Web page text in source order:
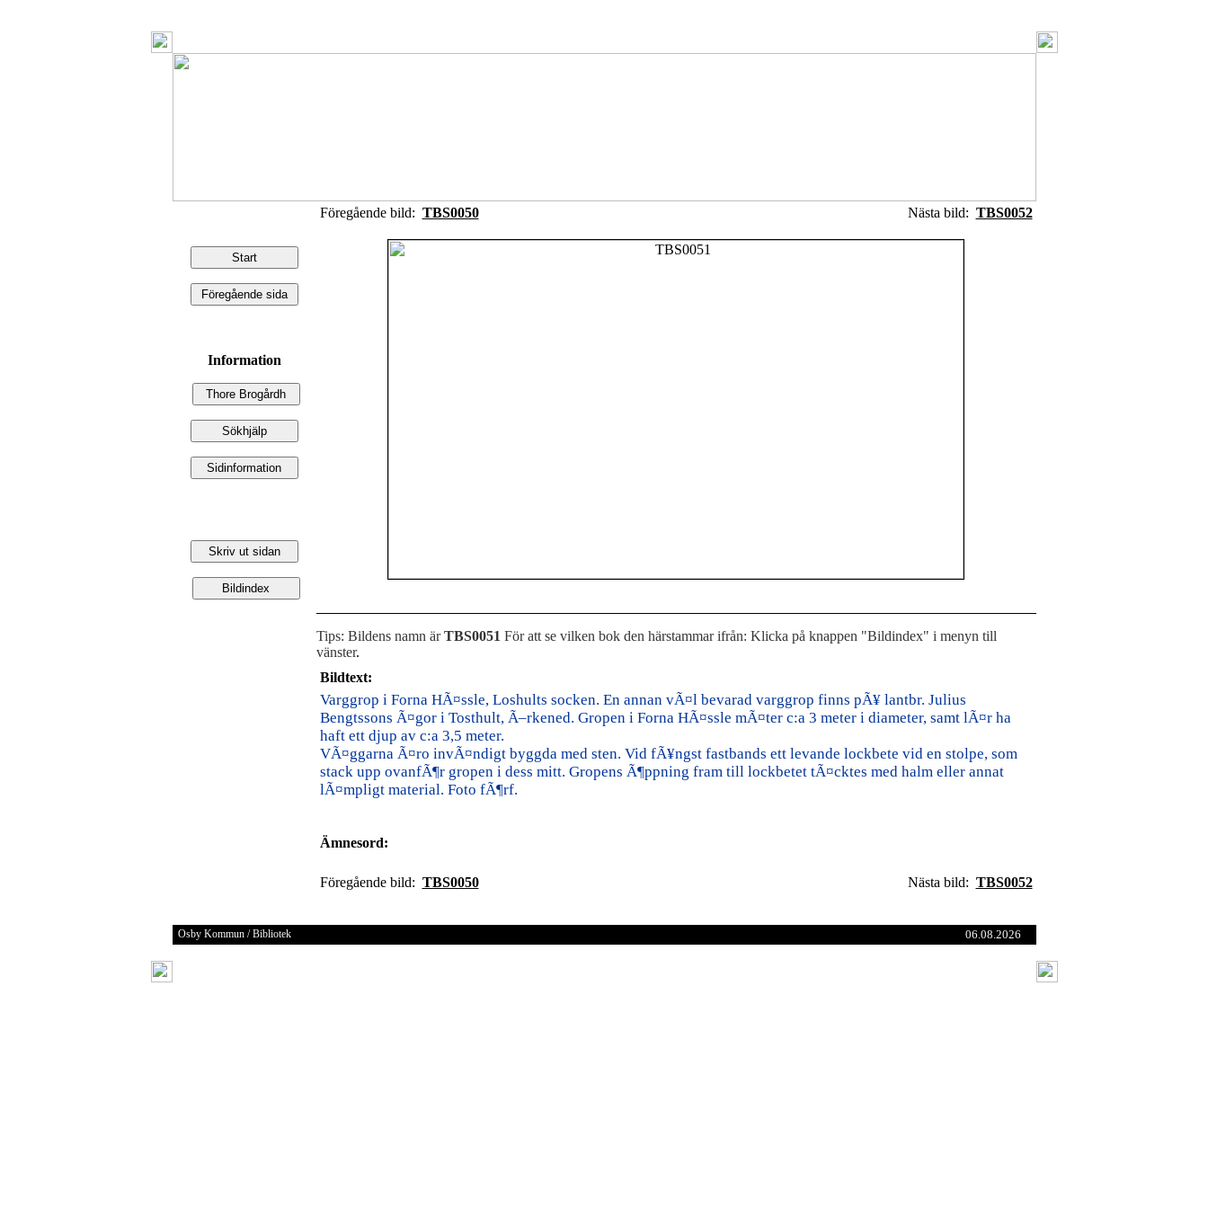
Information
Föregående bild: TBS0050 Nästa bild: TBS0052
Tips: Bildens namn ärTBS0051 För att se vilken bok den härstammar ifrån: Klicka på knappen "Bildindex" i menyn till
vänster.
Bildtext:
Varggrop i Forna HÃ¤ssle, Loshults socken. En annan vÃ¤l bevarad varggrop finns pÃ¥ lantbr. Julius
Bengtssons Ã¤gor i Tosthult, Ã–rkened. Gropen i Forna HÃ¤ssle mÃ¤ter c:a 3 meter i diameter, samt lÃ¤r ha
haft ett djup av c:a 3,5 meter.
VÃ¤ggarna Ã¤ro invÃ¤ndigt byggda med sten. Vid fÃ¥ngst fastbands ett levande lockbete vid en stolpe, som
stack upp ovanfÃ¶r gropen i dess mitt. Gropens Ã¶ppning fram till lockbetet tÃ¤cktes med halm eller annat
lÃ¤mpligt material. Foto fÃ¶rf.
Ämnesord:
Föregående bild: TBS0050 Nästa bild: TBS0052
Osby Kommun / Bibliotek 06.08.2026